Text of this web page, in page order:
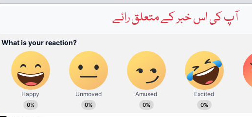
آپ کی اس خبر کے متعلق رائے